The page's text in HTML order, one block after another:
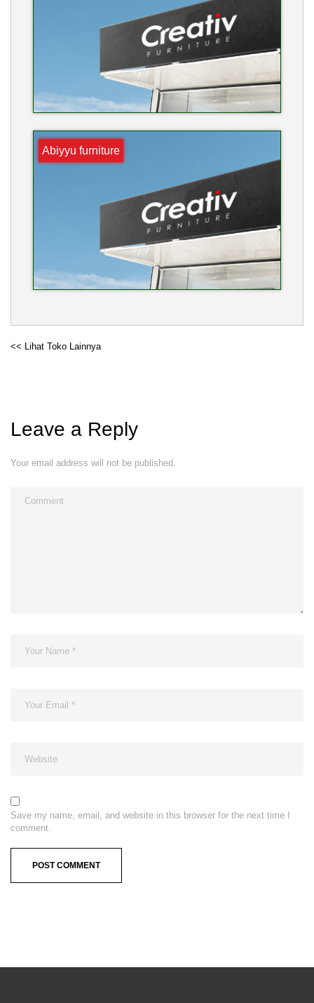
Abiyyu furniture
<< Lihat Toko Lainnya
Leave a Reply
Your email address will not be published.
Save my name, email, and website in this browser for the next time I
comment.